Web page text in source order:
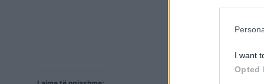
I want
Opted